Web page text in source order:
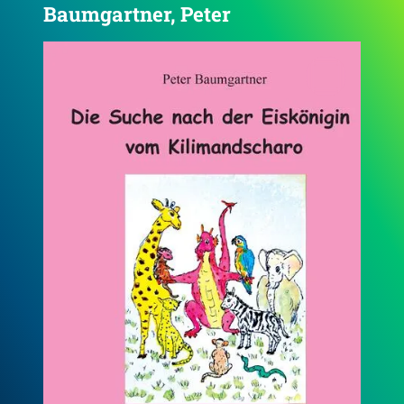
Baumgartner, Peter